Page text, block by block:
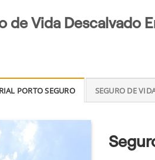
de Vida Descalvado
PORTO SEGURO SEGURO DE